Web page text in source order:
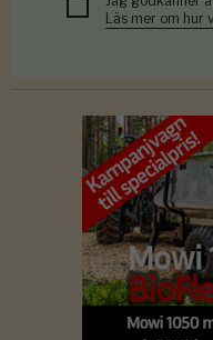
Läs mer om hur